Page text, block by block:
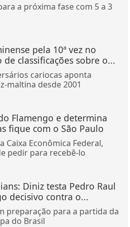
a próxima fase com 5 a 3
pela 10ª vez no
classificações sobre o...
cariocas aponta
maltina desde 2001
Flamengo e determina
fique com o São Paulo
Caixa Econômica Federal,
pedir para recebê-lo
Diniz testa Pedro Raul
decisivo contra o...
preparação para a partida da
do Brasil